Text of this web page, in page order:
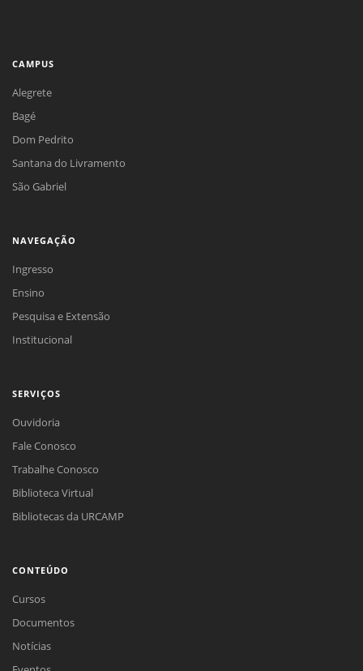
CAMPUS
Alegrete
Bagé
Dom Pedrito
Santana do Livramento
São Gabriel
NAVEGAÇÃO
Ingresso
Ensino
Pesquisa e Extensão
Institucional
SERVIÇOS
Ouvidoria
Fale Conosco
Trabalhe Conosco
Biblioteca Virtual
Bibliotecas da URCAMP
CONTEÚDO
Cursos
Documentos
Notícias